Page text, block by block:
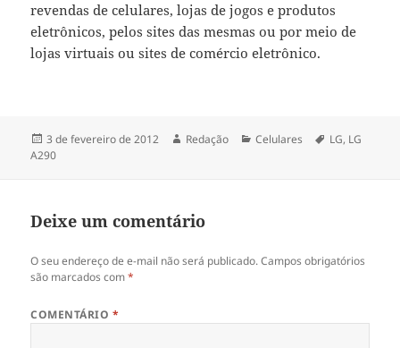
revendas de celulares, lojas de jogos e produtos
eletrônicos, pelos sites das mesmas ou por meio de
lojas virtuais ou sites de comércio eletrônico.
Publicado
em
3 de fevereiro de 2012 Autor
Redação Categorias
Celulares Tags
LG, LG
A290
Deixe um comentário
O seu endereço de e-mail não será publicado. Campos obrigatórios
são marcados com*
COMENTÁRIO *